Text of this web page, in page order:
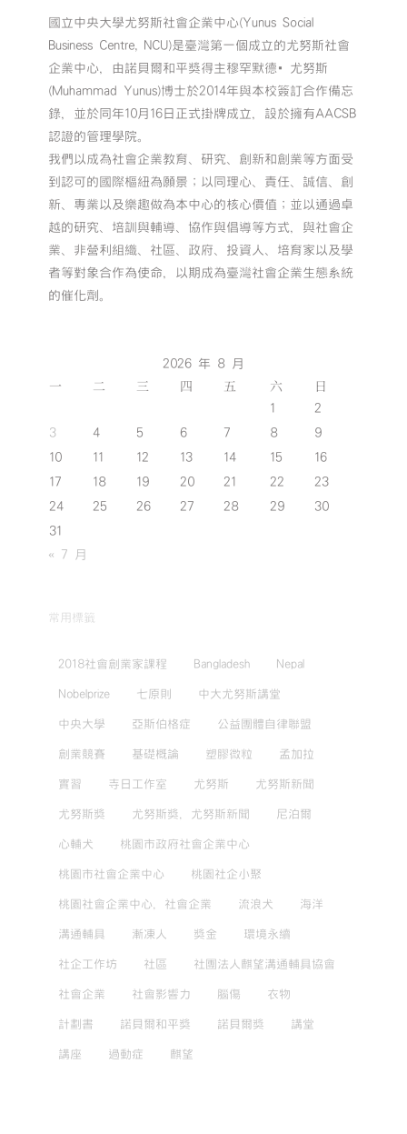
國立中央大學尤努斯社會企業中心(Yunus Social
Business Centre, NCU)是臺灣第一個成立的尤努斯社會
企業中心，由諾貝爾和平獎得主穆罕默德•尤努斯
(Muhammad Yunus)博士於2014年與本校簽訂合作備忘
錄，並於同年10月16日正式掛牌成立，設於擁有AACSB
認證的管理學院。
我們以成為社會企業教育、研究、創新和創業等方面受
到認可的國際樞紐為願景；以同理心、責任、誠信、創
新、專業以及樂趣做為本中心的核心價值；並以通過卓
越的研究、培訓與輔導、協作與倡導等方式，與社會企
業、非營利組織、社區、政府、投資人、培育家以及學
者等對象合作為使命，以期成為臺灣社會企業生態系統
的催化劑。
2026 年 8 月
一 二 三 四 五 六 日
1
2
3
4 5 6 7 8
9
10
11 12 13 14 15
16
17
18 19 20 21 22
23
24
25 26 27 28 29
30
31
« 7 月
常用標籤
2018社會創業家課程 Bangladesh Nepal
Nobelprize 七原則 中大尤努斯講堂
中央大學 亞斯伯格症 公益團體自律聯盟
創業競賽 基礎概論 塑膠微粒 孟加拉
實習 寺日工作室 尤努斯 尤努斯新聞
尤努斯獎 尤努斯獎，尤努斯新聞 尼泊爾
心輔犬 桃園市政府社會企業中心
桃園市社會企業中心 桃園社企小聚
桃園社會企業中心，社會企業 流浪犬 海洋
溝通輔具 漸凍人 獎金 環境永續
社企工作坊 社區 社團法人麒望溝通輔具協會
社會企業 社會影響力 腦傷 衣物
計劃書 諾貝爾和平獎 諾貝爾獎 講堂
講座 過動症 麒望